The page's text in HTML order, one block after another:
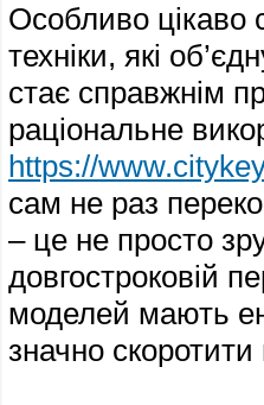
Особливо цікаво
техніки, які
стає справжнім
раціональне
https://
сам не раз
– це не просто
довгостроковій
моделей мають
значно